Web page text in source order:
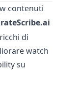
contenuti
di
watch
su